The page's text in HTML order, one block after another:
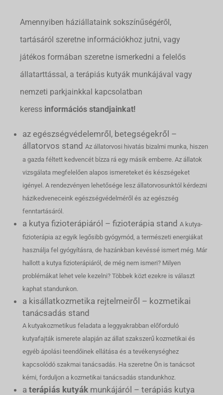
Amennyiben háziállataink sokszínűségéről,
tartásáról szeretne információkhoz jutni, vagy
játékos formában szeretne ismerkedni a felelős
állatarttással, a terápiás kutyák munkájával vagy
nemzeti parkjainkkal kapcsolatban
keress információs standjainkat!
az egészségvédelemről, betegségekről –
állatorvos stand Az állatorvosi hivatás bizalmi munka, hiszen
a gazda féltett kedvencét bízza rá egy másik emberre. Az állatok
vizsgálata megfelelően alapos ismereteket és készségeket
igényel. A rendezvényen lehetősége lesz állatorvosunktól kérdezni
házikedveneceink egészségvédelméről és az egészség
fenntartásáról.
a kutya fizioterápiáról – fizioterápia stand A kutya-
fizioterápia az egyik legősibb gyógymód, a természeti energiákat
használja fel gyógyításra, de hazánkban kevéssé ismert még. Már
hallott a kutya fizioterápiáról, de még nem ismeri? Milyen
problémákat lehet vele kezelni? Többek közt ezekre is választ
kaphat standunkon.
a kisállatkozmetika rejtelmeiről – kozmetikai
tanácsadás stand
A kutyakozmetikus feladata a leggyakrabban előforduló
kutyafajták ismerete alapján az állat szakszerű kozmetikai és
egyéb ápolási teendőinek ellátása és a tevékenységhez
kapcsolódó szakmai tanácsadás. Ha szeretne Ön is tanácsot
kérni, forduljon a kozmetikai tanácsadás standunkhoz.
a terápiás kutyák munkájáról – terápiás kutya